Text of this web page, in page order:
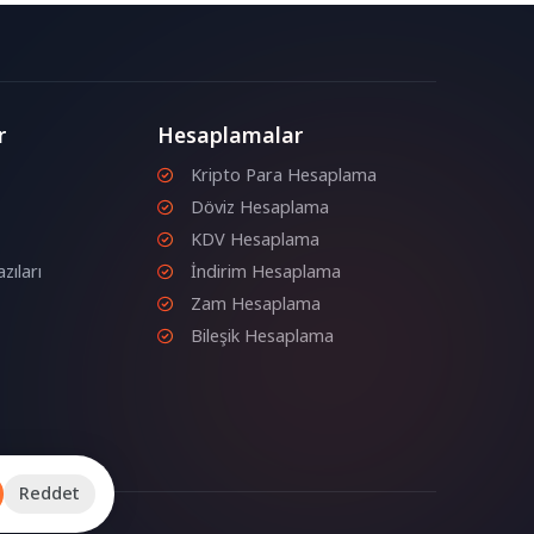
Hesaplamalar
Kripto Para Hesaplama
Döviz Hesaplama
KDV Hesaplama
İndirim Hesaplama
Zam Hesaplama
Bileşik Hesaplama
Reddet